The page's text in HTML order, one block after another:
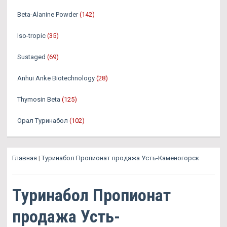
Beta-Alanine Powder (142)
Iso-tropic (35)
Sustaged (69)
Anhui Anke Biotechnology (28)
Thymosin Beta (125)
Орал Туринабол (102)
Главная |Туринабол Пропионат продажа Усть-Каменогорск
Туринабол Пропионат
продажа Усть-